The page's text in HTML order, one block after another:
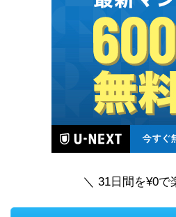
＼ 31日間を¥0